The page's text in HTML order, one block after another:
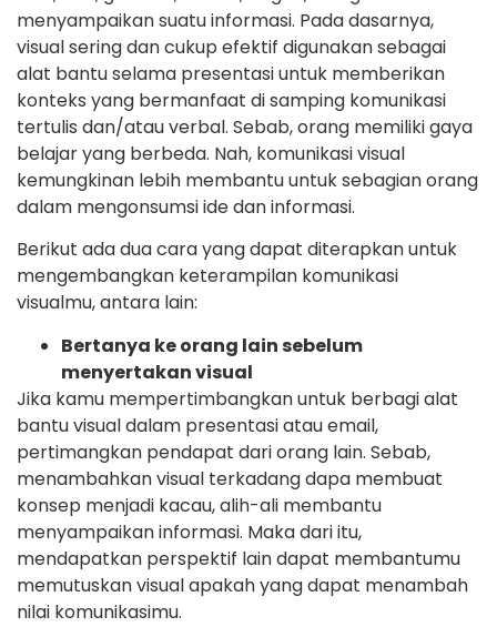
menyampaikan suatu informasi. Pada dasarnya,
visual sering dan cukup efektif digunakan sebagai
alat bantu selama presentasi untuk memberikan
konteks yang bermanfaat di samping komunikasi
tertulis dan/atau verbal. Sebab, orang memiliki gaya
belajar yang berbeda. Nah, komunikasi visual
kemungkinan lebih membantu untuk sebagian orang
dalam mengonsumsi ide dan informasi.
Berikut ada dua cara yang dapat diterapkan untuk
mengembangkan keterampilan komunikasi
visualmu, antara lain:
Bertanya ke orang lain sebelum
menyertakan visual
Jika kamu mempertimbangkan untuk berbagi alat
bantu visual dalam presentasi atau email,
pertimangkan pendapat dari orang lain. Sebab,
menambahkan visual terkadang dapa membuat
konsep menjadi kacau, alih-ali membantu
menyampaikan informasi. Maka dari itu,
mendapatkan perspektif lain dapat membantumu
memutuskan visual apakah yang dapat menambah
nilai komunikasimu.